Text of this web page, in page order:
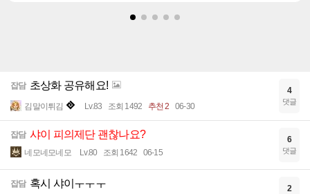
잡담 초상화 공유해요!
김말이튀김 Lv.83 조회 1492 추천 2 06-30
4
댓글
잡담 샤이 피의제단 괜찮나요?
네모네모네모 Lv.80 조회 1642 06-15
6
댓글
잡담 혹시 샤이ㅜㅜㅜ 2